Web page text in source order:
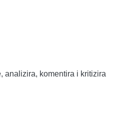
analizira, komentira i kritizira